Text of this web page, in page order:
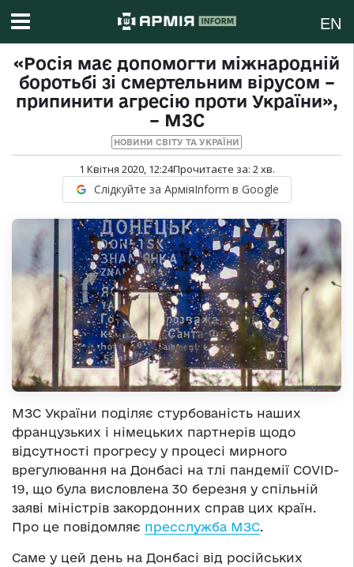
EN
«Росія має допомогти міжнародній
боротьбі зі смертельним вірусом –
припинити агресію проти України»,
– МЗС
НОВИНИ СВІТУ ТА УКРАЇНИ
1 Квітня 2020, 12:24Прочитаєте за: 2хв.
Слідкуйте за АрміяInform в Google
МЗС України поділяє стурбованість наших
французьких і німецьких партнерів щодо
відсутності прогресу у процесі мирного
врегулювання на Донбасі на тлі пандемії COVID-
19, що була висловлена 30 березня у спільній
заяві міністрів закордонних справ цих країн.
Про це повідомляє пресслужба МЗС.
Саме у цей день на Донбасі від російських